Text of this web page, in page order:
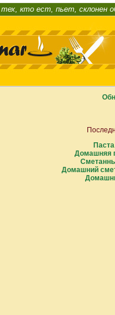
кто ест, пьет, склонен
Домашняя
Домашний